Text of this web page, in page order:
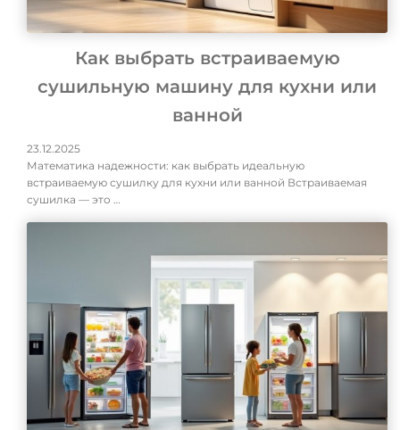
Как выбрать встраиваемую
сушильную машину для кухни или
ванной
23.12.2025
Математика надежности: как выбрать идеальную
встраиваемую сушилку для кухни или ванной Встраиваемая
сушилка — это …